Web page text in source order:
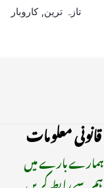
تازہ ترین کاروبار
قانونی معلومات
ہمارے بارے میں